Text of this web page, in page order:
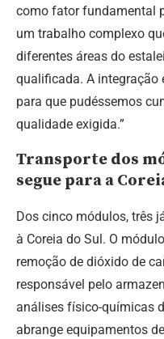
como fator fundamental
um trabalho complexo
diferentes áreas do
qualificada. A integração
para que pudéssemos
qualidade exigida.”
Transporte dos
segue para a
Dos cinco módulos, três
à Coreia do Sul. O
remoção de dióxido de
responsável pelo
análises físico-químicas
abrange equipamentos